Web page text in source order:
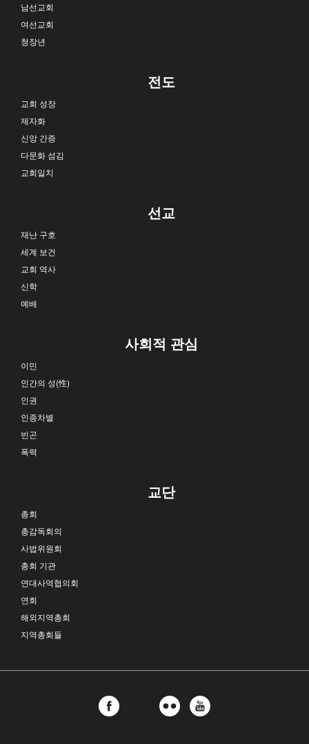
남선교회
여선교회
청장년
전도
교회 성장
제자화
신앙 간증
다문화 섬김
교회일치
선교
재난 구호
세계 보건
교회 역사
신학
예배
사회적 관심
이민
인간의 성(性)
인권
인종차별
빈곤
폭력
교단
총회
총감독회의
사법위원회
총회 기관
연대사역협의회
연회
해외지역총회
지역총회들